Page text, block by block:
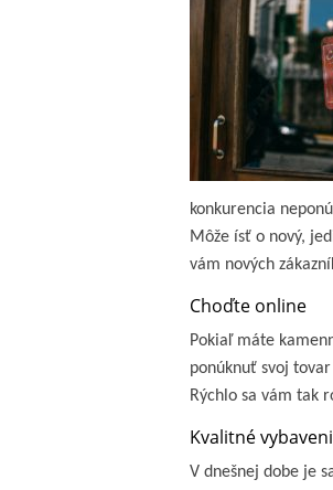
konkurencia
Môže ísť o nový,
vám nových
Choďte online
Pokiaľ máte
ponúknuť svoj
Rýchlo sa vám tak
Kvalitné
V dnešnej dobe je